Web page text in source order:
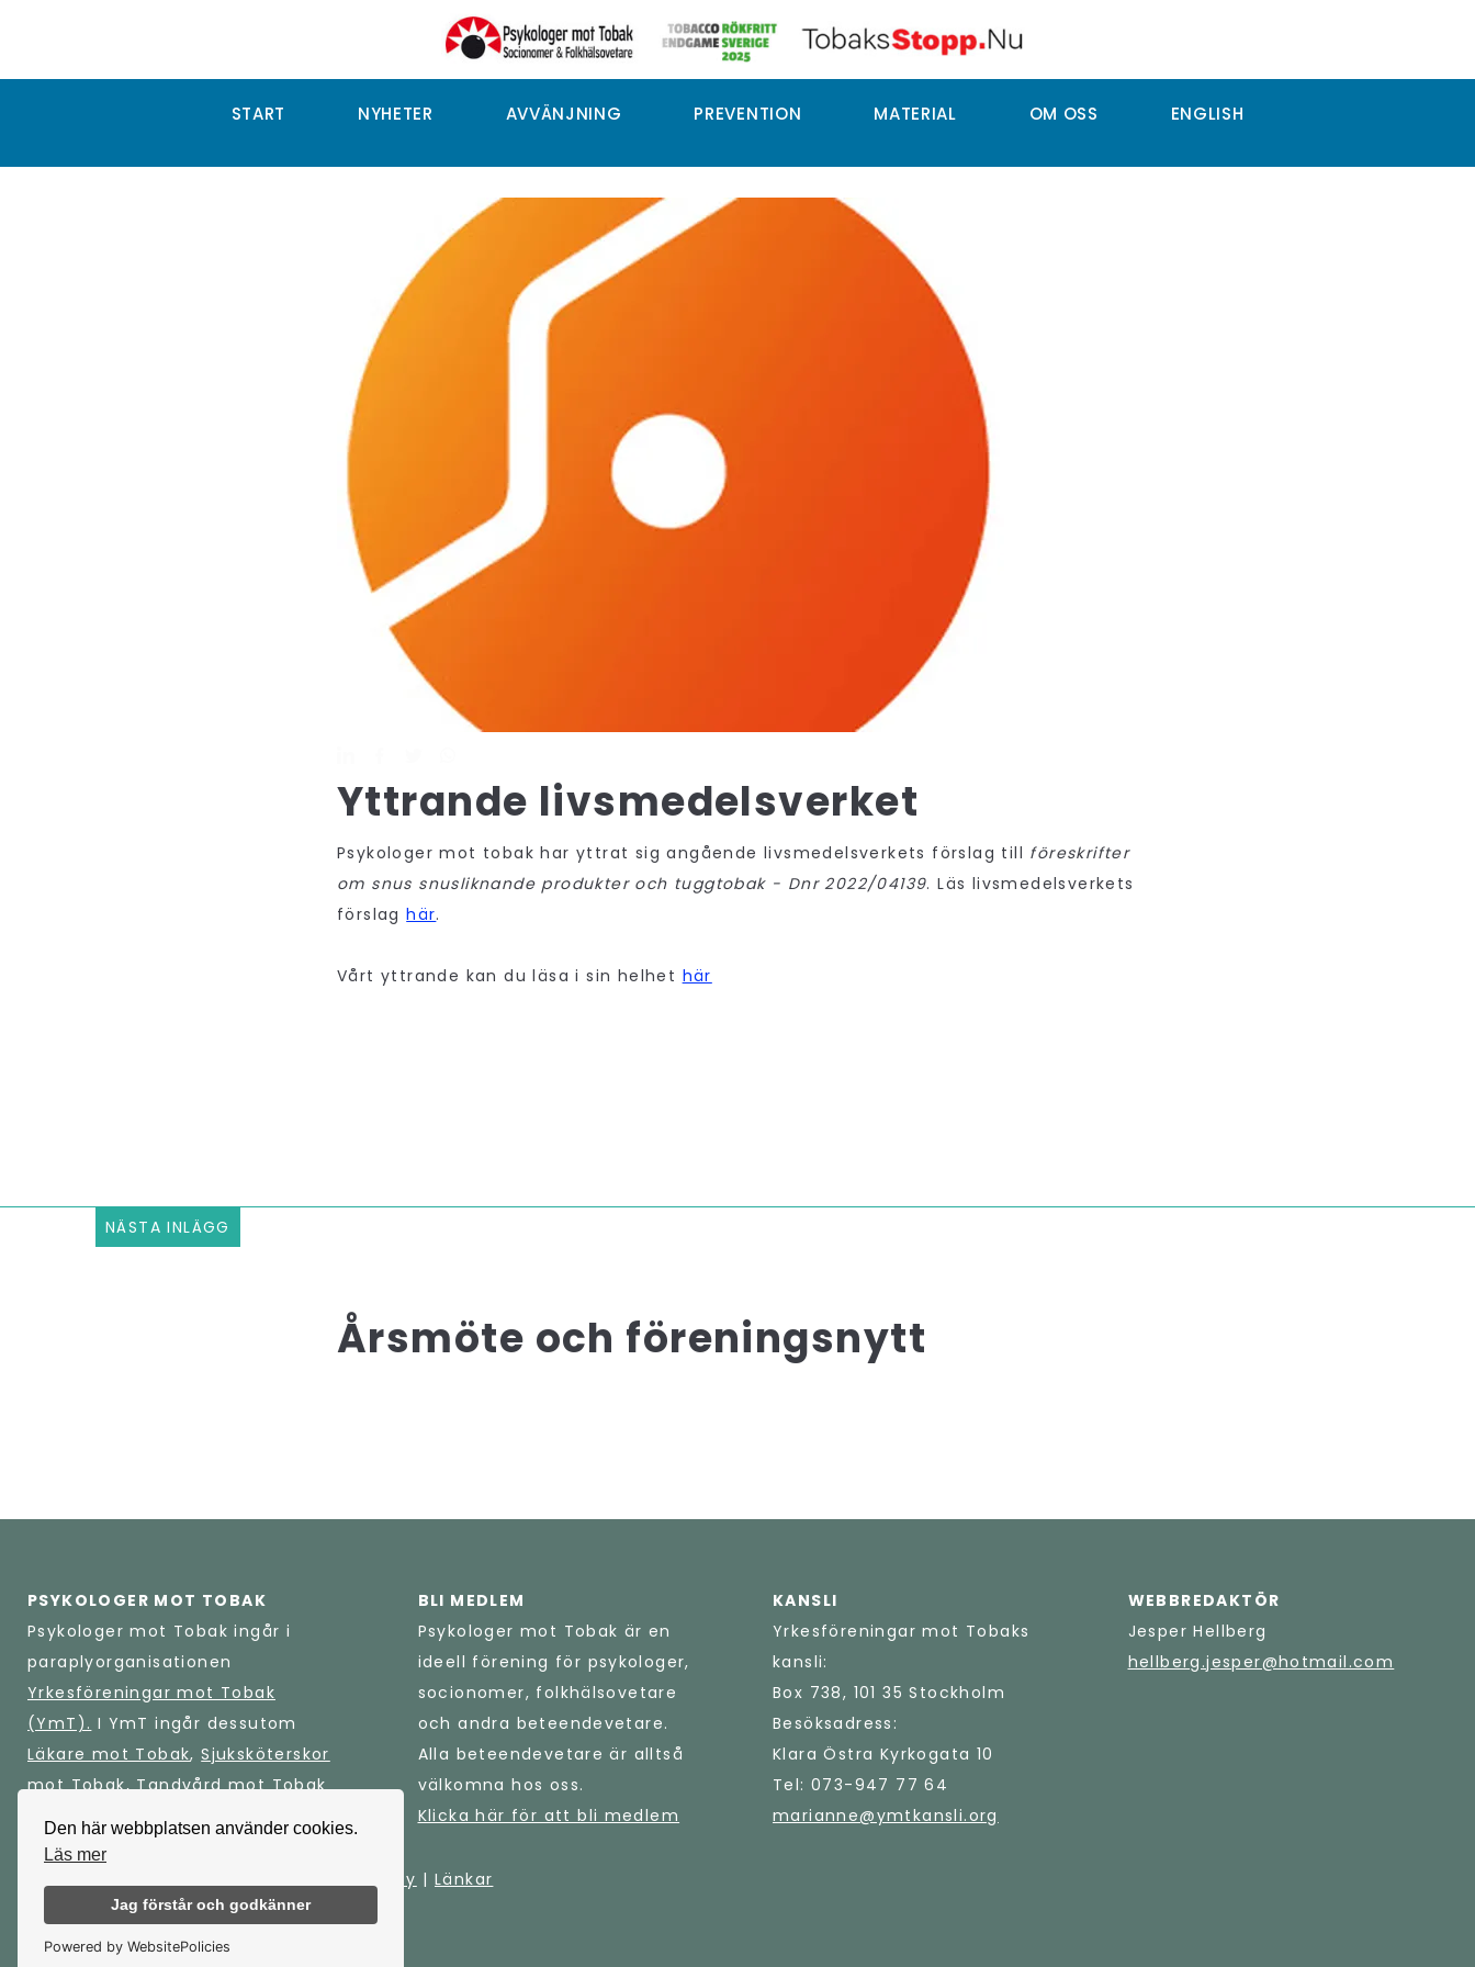
Den här webbplatsen använder cookies.
Läs mer
Jag förstår och godkänner
Powered by WebsitePolicies
START NYHETER AVVÄNJNING PREVENTION MATERIAL OM OSS ENGLISH
Yttrande livsmedelsverket
Psykologer mot tobak har yttrat sig angående livsmedelsverkets förslag till föreskrifter
om snus snusliknande produkter och tuggtobak - Dnr 2022/04139. Läs livsmedelsverkets
förslaghär.
Vårt yttrande kan du läsa i sin helhet här
NÄSTA INLÄGG
Årsmöte och föreningsnytt
PSYKOLOGER MOT TOBAK
Psykologer mot Tobak ingår i
paraplyorganisationen
Yrkesföreningar mot Tobak
(YmT). I YmT ingår dessutom
Läkare mot Tobak,Sjuksköterskor
mot Tobak,Tandvård mot Tobak
och
Lärare mot Tobak
BLI MEDLEM
Psykologer mot Tobak är en
ideell förening för psykologer,
socionomer, folkhälsovetare
och andra beteendevetare.
Alla beteendevetare är alltså
välkomna hos oss.
Klicka här för att bli medlem
KANSLI
Yrkesföreningar mot Tobaks
kansli:
Box 738, 101 35 Stockholm
Besöksadress:
Klara Östra Kyrkogata 10
Tel: 073-947 77 64
marianne@ymtkansli.org
WEBBREDAKTÖR
Jesper Hellberg
hellberg.jesper@hotmail.com
Integritetspolicy |Länkar